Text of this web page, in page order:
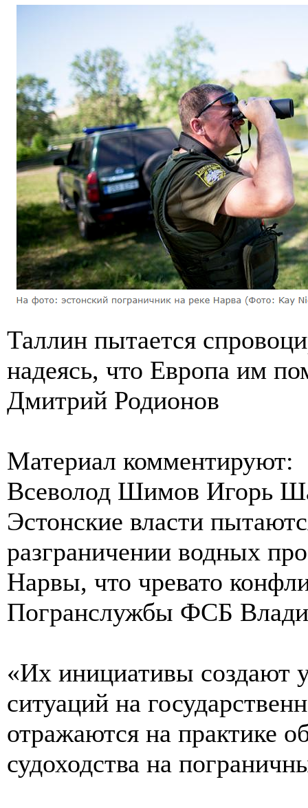
Таллин пытается
надеясь, что Европа им
Дмитрий Родионов
Материал комментируют:
Всеволод Шимов Игорь
Эстонские власти
разграничении водных
Нарвы, что чревато
Погранслужбы ФСБ
«Их инициативы создают
ситуаций на
отражаются на практике
судоходства на